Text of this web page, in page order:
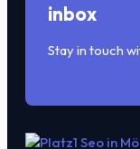
inbox
Stay in touch